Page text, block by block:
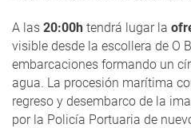
A las 20:00h tendrá lugar la
visible desde la escollera de O
embarcaciones formando un
agua. La procesión marítima
regreso y desembarco de la
por la Policía Portuaria de